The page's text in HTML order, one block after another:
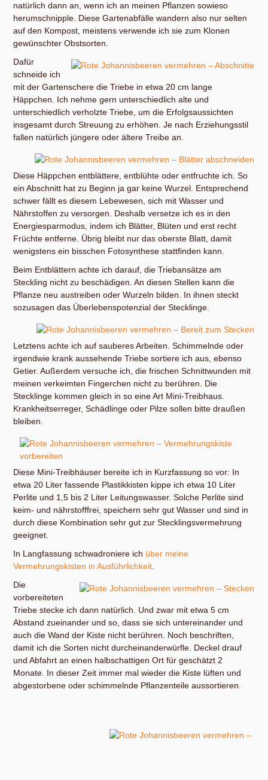
natürlich dann an, wenn ich an meinen Pflanzen sowieso
herumschnipple. Diese Gartenabfälle wandern also nur selten
auf den Kompost, meistens verwende ich sie zum Klonen
gewünschter Obstsorten.
Dafür
schneide ich
mit der Gartenschere die Triebe in etwa 20 cm lange
Häppchen. Ich nehme gern unterschiedlich alte und
unterschiedlich verholzte Triebe, um die Erfolgsaussichten
insgesamt durch Streuung zu erhöhen. Je nach Erziehungsstil
fallen natürlich jüngere oder ältere Treibe an.
Diese Häppchen entblättere, entblühte oder entfruchte ich. So
ein Abschnitt hat zu Beginn ja gar keine Wurzel. Entsprechend
schwer fällt es diesem Lebewesen, sich mit Wasser und
Nährstoffen zu versorgen. Deshalb versetze ich es in den
Energiesparmodus, indem ich Blätter, Blüten und erst recht
Früchte entferne. Übrig bleibt nur das oberste Blatt, damit
wenigstens ein bisschen Fotosynthese stattfinden kann.
Beim Entblättern achte ich darauf, die Triebansätze am
Steckling nicht zu beschädigen. An diesen Stellen kann die
Pflanze neu austreiben oder Wurzeln bilden. In ihnen steckt
sozusagen das Überlebenspotenzial der Stecklinge.
Letztens achte ich auf sauberes Arbeiten. Schimmelnde oder
irgendwie krank aussehende Triebe sortiere ich aus, ebenso
Getier. Außerdem versuche ich, die frischen Schnittwunden mit
meinen verkeimten Fingerchen nicht zu berühren. Die
Stecklinge kommen gleich in so eine Art Mini-Treibhaus.
Krankheitserreger, Schädlinge oder Pilze sollen bitte draußen
bleiben.
Diese Mini-Treibhäuser bereite ich in Kurzfassung so vor: In
etwa 20 Liter fassende Plastikkisten kippe ich etwa 10 Liter
Perlite und 1,5 bis 2 Liter Leitungswasser. Solche Perlite sind
keim- und nährstofffrei, speichern sehr gut Wasser und sind in
durch diese Kombination sehr gut zur Stecklingsvermehrung
geeignet.
In Langfassung schwadroniere ich über meine
Vermehrungskisten in Ausführlichkeit.
Die
vorbereiteten
Triebe stecke ich dann natürlich. Und zwar mit etwa 5 cm
Abstand zueinander und so, dass sie sich untereinander und
auch die Wand der Kiste nicht berühren. Noch beschriften,
damit ich die Sorten nicht durcheinanderwürfle. Deckel drauf
und Abfahrt an einen halbschattigen Ort für geschätzt 2
Monate. In dieser Zeit immer mal wieder die Kiste lüften und
abgestorbene oder schimmelnde Pflanzenteile aussortieren.